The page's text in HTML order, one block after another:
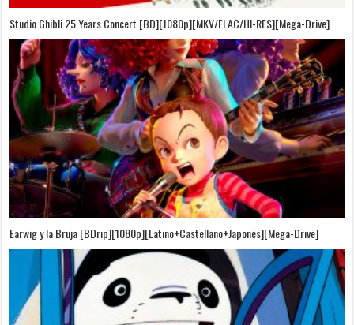
On Your Mark [OVA][BDrip][1080p][Sub-Español][Sub-English][MEGA]
Puedo Escuchar el Mar [Película][BDrip][1080p][Dual Audio]
[Castellano+Japonés][Sub-Español][MEGA]